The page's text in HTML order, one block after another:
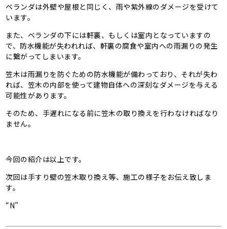
ベランダは外壁や屋根と同じく、雨や紫外線のダメージを受けて
います。
また、ベランダの下には軒裏、もしくは室内となっていますの
で、防水機能が失われれば、軒裏の腐食や室内への雨漏りの発生
に繋がってしまいます。
笠木は雨漏りを防ぐための防水機能が備わっており、それが失わ
れば、笠木の内部を使って建物自体への深刻なダメージを与える
可能性があります。
そのため、手遅れになる前に笠木の取り換えを行わなければなり
ません。
今回の紹介は以上です。
次回は手すり壁の笠木取り換え等、施工の様子をお伝え致しま
す。
“N”